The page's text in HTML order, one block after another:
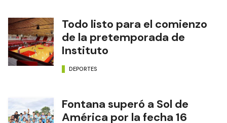
Todo listo para el comienzo
de la pretemporada de
Instituto
DEPORTES
Fontana superó a Sol de
América por la fecha 16